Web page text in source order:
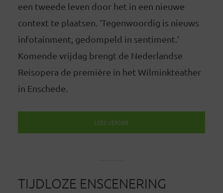
een tweede leven door het in een nieuwe
context te plaatsen. ‘Tegenwoordig is nieuws
infotainment, gedompeld in sentiment.’
Komende vrijdag brengt de Nederlandse
Reisopera de première in het Wilminkteather
in Enschede.
LEES VERDER
TIJDLOZE ENSCENERING